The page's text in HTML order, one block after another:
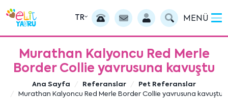
TR MENÜ
Murathan Kalyoncu Red Merle
Border Collie yavrusuna kavuştu
Ana Sayfa Referanslar
Pet Referanslar
Murathan Kalyoncu Red Merle Border Collie yavrusuna kavuştu